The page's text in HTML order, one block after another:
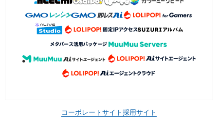
コーポレートサイト採用サイト